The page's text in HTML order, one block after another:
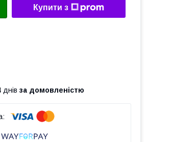
Купити з
за домовленістю